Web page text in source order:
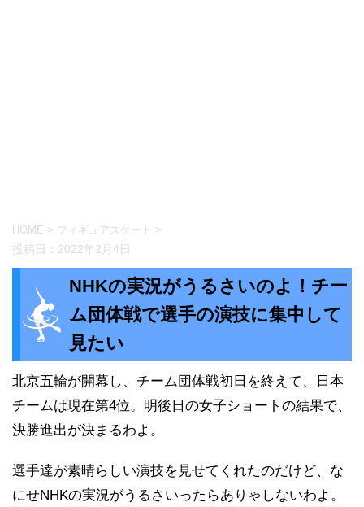
HOME > フィギュアスケート >
投稿日： 2022年2月4日
NHKの実況がうるさいのよ！チー
ム団体戦で選手の演技に集中して
見たい
北京五輪が開幕し、チーム団体戦初日を終えて、日本
チームは現在第4位。明後日の女子ショートの結果で、
決勝進出が決まるわよ。
選手達が素晴らしい演技を見せてくれたのだけど、な
にせNHKの実況がうるさいったらありゃしないわよ。